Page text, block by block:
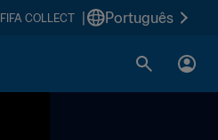
FIFA COLLECT Português